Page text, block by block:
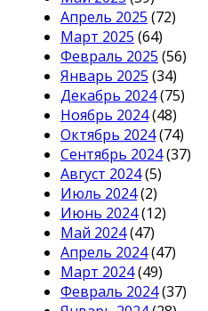
Апрель 2025 (72)
Март 2025 (64)
Февраль 2025 (56)
Январь 2025 (34)
Декабрь 2024(75)
Ноябрь 2024(48)
Октябрь 2024(74)
Сентябрь 2024(37)
Август 2024(5)
Июль 2024(2)
Июнь 2024(12)
Май 2024(47)
Апрель 2024(47)
Март 2024(49)
Февраль 2024(37)